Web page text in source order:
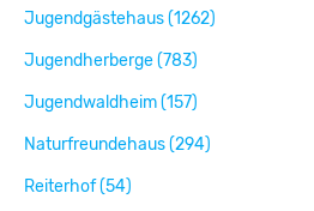
Jugendgästehaus (1262)
Jugendherberge (783)
Jugendwaldheim (157)
Naturfreundehaus (294)
Reiterhof (54)